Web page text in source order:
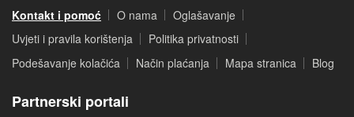
Kontakt i pomoć O nama
Oglašavanje
Uvjeti i pravila korištenja
Politika privatnosti
Podešavanje kolačića
Način plaćanja Mapa stranica Blog
Partnerski portali